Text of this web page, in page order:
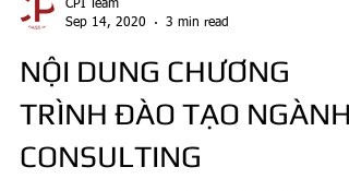
CPI Team
Sep 14, 2020
3 min read
NỘI DUNG CHƯƠNG
TRÌNH ĐÀO TẠO NGÀNH